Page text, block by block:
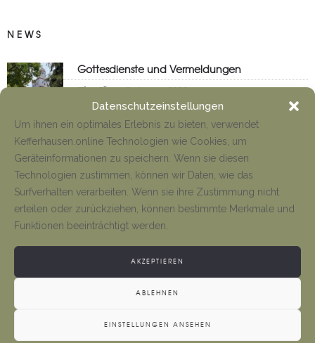
Datenschutzeinstellungen
Um ihnen ein optimales Erlebnis zu bieten, verwendet
Kefferhausen.online Technologien wie Cookies, um
Geräteinformationen zu speichern. Wenn sie diesen
Technologien zustimmen, können wir Daten, wie das
Surfverhalten verarbeiten. Wenn sie ihre Zustimmung nicht
erteilen oder zurückziehen, können bestimmte Merkmale und
Funktionen beeinträchtigt werden.
AKZEPTIEREN
ABLEHNEN
EINSTELLUNGEN ANSEHEN
NEWS
Gottesdienste und Vermeldungen
Tino Jäger 8. August 2026
Anfahrt Cyriakuswallfahrt
Neueröffnung Gaststätte
Tino Jäger 1. August 2026